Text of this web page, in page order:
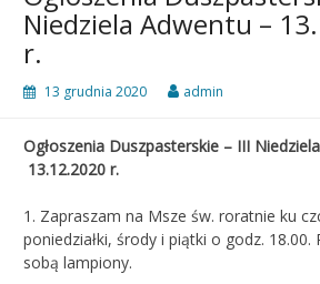
Niedziela Adwentu –
r.
13 grudnia 2020 admin
Ogłoszenia Duszpasterskie – III
13.12.2020 r.
1. Zapraszam na Msze św. roratnie ku
poniedziałki, środy i piątki o godz. 18.00.
sobą lampiony.